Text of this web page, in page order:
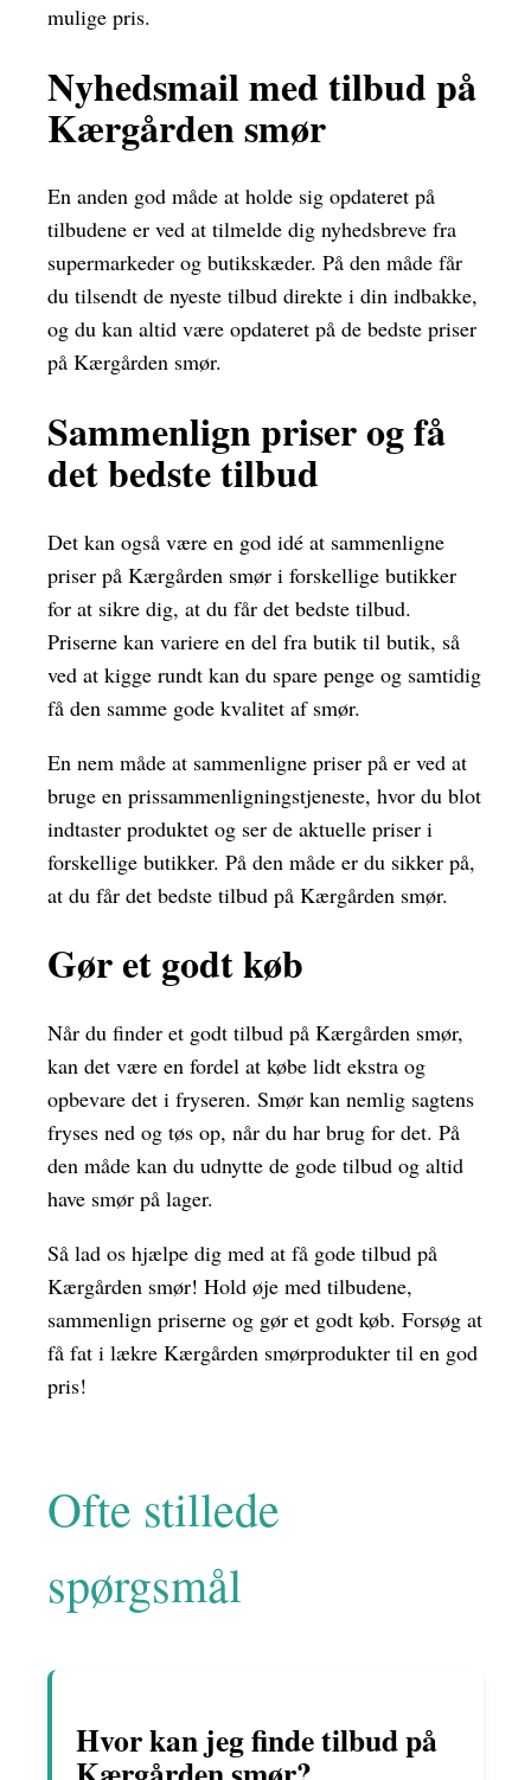
mulige pris.
Nyhedsmail med tilbud på
Kærgården smør
En anden god måde at holde sig opdateret på
tilbudene er ved at tilmelde dig nyhedsbreve fra
supermarkeder og butikskæder. På den måde får
du tilsendt de nyeste tilbud direkte i din indbakke,
og du kan altid være opdateret på de bedste priser
på Kærgården smør.
Sammenlign priser og få
det bedste tilbud
Det kan også være en god idé at sammenligne
priser på Kærgården smør i forskellige butikker
for at sikre dig, at du får det bedste tilbud.
Priserne kan variere en del fra butik til butik, så
ved at kigge rundt kan du spare penge og samtidig
få den samme gode kvalitet af smør.
En nem måde at sammenligne priser på er ved at
bruge en prissammenligningstjeneste, hvor du blot
indtaster produktet og ser de aktuelle priser i
forskellige butikker. På den måde er du sikker på,
at du får det bedste tilbud på Kærgården smør.
Gør et godt køb
Når du finder et godt tilbud på Kærgården smør,
kan det være en fordel at købe lidt ekstra og
opbevare det i fryseren. Smør kan nemlig sagtens
fryses ned og tøs op, når du har brug for det. På
den måde kan du udnytte de gode tilbud og altid
have smør på lager.
Så lad os hjælpe dig med at få gode tilbud på
Kærgården smør! Hold øje med tilbudene,
sammenlign priserne og gør et godt køb. Forsøg at
få fat i lækre Kærgården smørprodukter til en god
pris!
Ofte stillede
spørgsmål
Hvor kan jeg finde tilbud på